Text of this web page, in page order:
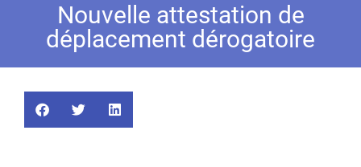
Nouvelle attestation de
déplacement dérogatoire